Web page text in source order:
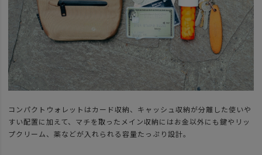
コンパクトウォレットはカード収納、キャッシュ収納が分離した使いや
すい配置に加えて、マチを取ったメイン収納にはお金以外にも鍵やリッ
プクリーム、薬などが入れられる容量たっぷり設計。